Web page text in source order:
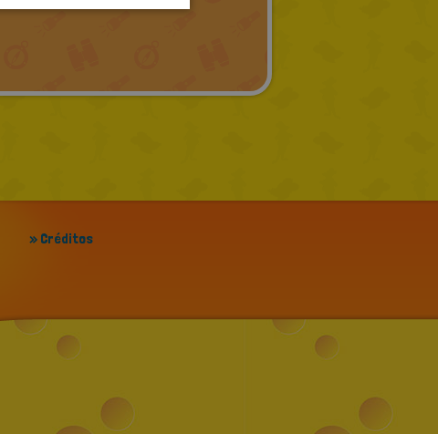
» Créditos
TURKISH